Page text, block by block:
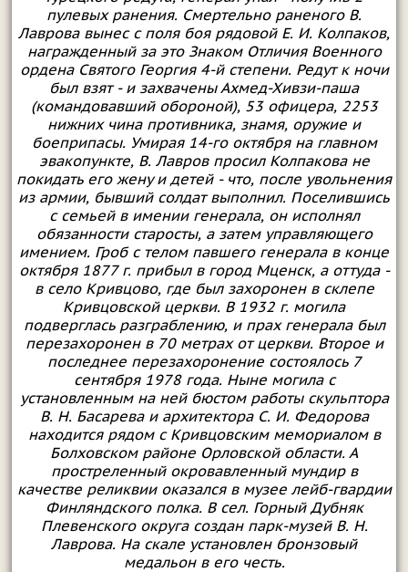
пулевых ранения. Смертельно раненого В.
Лаврова вынес с поля боя рядовой Е. И. Колпаков,
награжденный за это Знаком Отличия Военного
ордена Святого Георгия 4-й степени. Редут к ночи
был взят - и захвачены Ахмед-Хивзи-паша
(командовавший обороной), 53 офицера, 2253
нижних чина противника, знамя, оружие и
боеприпасы. Умирая 14-го октября на главном
эвакопункте, В. Лавров просил Колпакова не
покидать его жену и детей - что, после увольнения
из армии, бывший солдат выполнил. Поселившись
с семьей в имении генерала, он исполнял
обязанности старосты, а затем управляющего
имением. Гроб с телом павшего генерала в конце
октября 1877 г. прибыл в город Мценск, а оттуда -
в село Кривцово, где был захоронен в склепе
Кривцовской церкви. В 1932 г. могила
подверглась разграблению, и прах генерала был
перезахоронен в 70 метрах от церкви. Второе и
последнее перезахоронение состоялось 7
сентября 1978 года. Ныне могила с
установленным на ней бюстом работы скульптора
В. Н. Басарева и архитектора С. И. Федорова
находится рядом с Кривцовским мемориалом в
Болховском районе Орловской области. А
простреленный окровавленный мундир в
качестве реликвии оказался в музее лейб-гвардии
Финляндского полка. В сел. Горный Дубняк
Плевенского округа создан парк-музей В. Н.
Лаврова. На скале установлен бронзовый
медальон в его честь.